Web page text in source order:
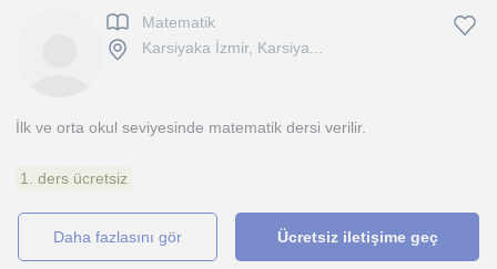
Matematik
Karsiyaka İzmir, Karsiya...
İlk ve orta okul seviyesinde matematik dersi verilir.
1. ders ücretsiz
daha fazlasını gör Ücretsiz iletişime geç